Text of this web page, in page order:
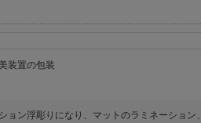
装置の包装
ョン浮彫りになり、マットのラミネーション、